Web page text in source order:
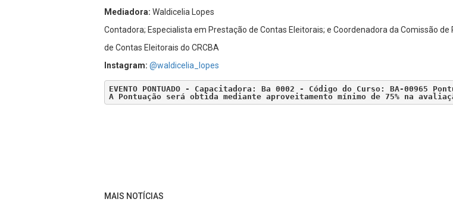
Mediadora: Waldicelia Lopes
Contadora; Especialista em Prestação de Contas Eleitorais; e Coordenadora da Comissão de
de Contas Eleitorais do CRCBA
Instagram: @waldicelia_lopes
A Pontuação será obtida mediante aproveitamento mínimo de 75% na
MAIS NOTÍCIAS